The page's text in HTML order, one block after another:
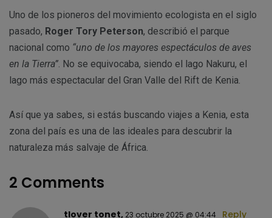
Uno de los pioneros del movimiento ecologista en el siglo
pasado, Roger Tory Peterson, describió el parque
nacional como “uno de los mayores espectáculos de aves
en la Tierra”. No se equivocaba, siendo el lago Nakuru, el
lago más espectacular del Gran Valle del Rift de Kenia.
Así que ya sabes, si estás buscando viajes a Kenia, esta
zona del país es una de las ideales para descubrir la
naturaleza más salvaje de África.
2 Comments
tlover tonet, 23 octubre 2025 @ 04:44 Reply